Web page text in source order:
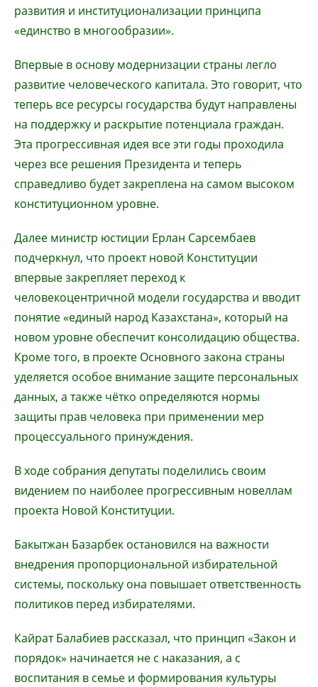
развития и институционализации принципа
«единство в многообразии».
Впервые в основу модернизации страны легло
развитие человеческого капитала. Это говорит, что
теперь все ресурсы государства будут направлены
на поддержку и раскрытие потенциала граждан.
Эта прогрессивная идея все эти годы проходила
через все решения Президента и теперь
справедливо будет закреплена на самом высоком
конституционном уровне.
Далее министр юстиции Ерлан Сарсембаев
подчеркнул, что проект новой Конституции
впервые закрепляет переход к
человекоцентричной модели государства и вводит
понятие «единый народ Казахстана», который на
новом уровне обеспечит консолидацию общества.
Кроме того, в проекте Основного закона страны
уделяется особое внимание защите персональных
данных, а также чётко определяются нормы
защиты прав человека при применении мер
процессуального принуждения.
В ходе собрания депутаты поделились своим
видением по наиболее прогрессивным новеллам
проекта Новой Конституции.
Бакытжан Базарбек остановился на важности
внедрения пропорциональной избирательной
системы, поскольку она повышает ответственность
политиков перед избирателями.
Кайрат Балабиев рассказал, что принцип «Закон и
порядок» начинается не с наказания, а с
воспитания в семье и формирования культуры